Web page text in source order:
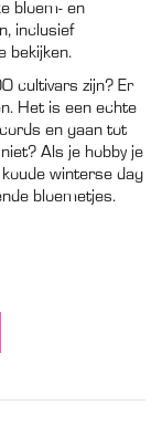
bloem- en
inclusief
bekijken.
cultivars zijn? Er
Het is een echte
en gaan tot
Als je hobby je
koude winterse dag
bloemetjes.